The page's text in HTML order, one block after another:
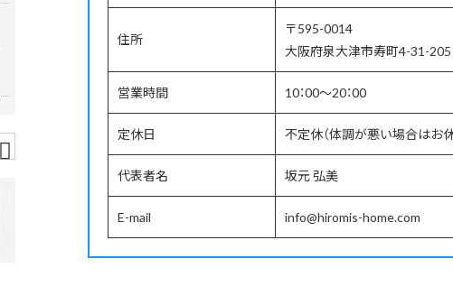
住所
〒595-0014
大阪府泉大津市寿町4-31-205
営業時間 10：00～20：00
定休日 不定休（体調が悪い場合はお
代表者名 坂元 弘美
E-mail info@hiromis-home.com